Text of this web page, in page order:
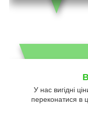
У нас вигідні
переконатися в